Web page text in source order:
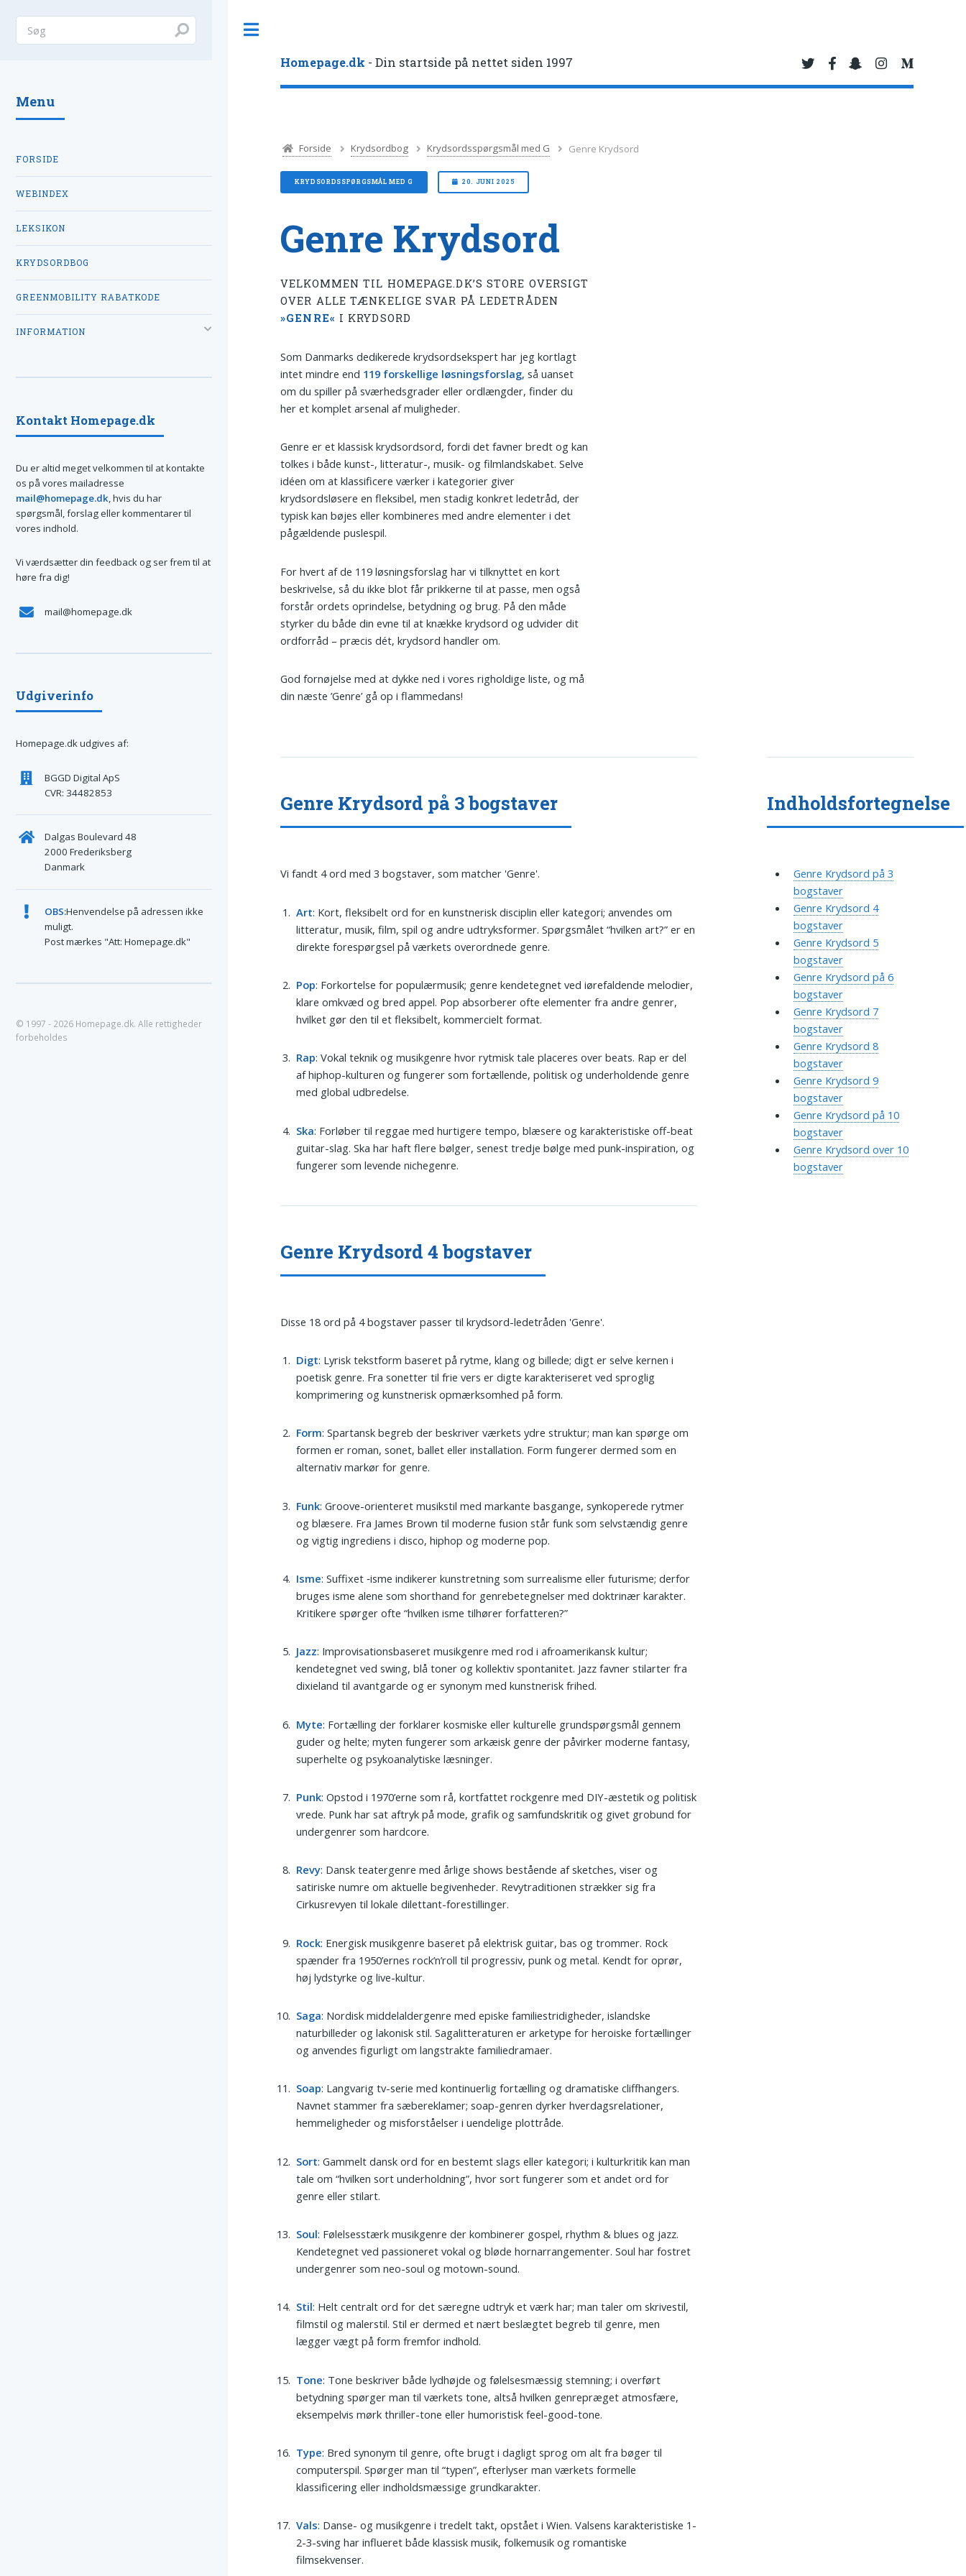
Homepage.dk - Din startside på nettet siden 1997
Forside Krydsordbog Krydsordsspørgsmål med G Genre Krydsord
KRYDSORDSSPØRGSMÅL MED G 20. JUNI 2025
Genre Krydsord
VELKOMMEN TIL HOMEPAGE.DK’S STORE OVERSIGT
OVER ALLE TÆNKELIGE SVAR PÅ LEDETRÅDEN
»GENRE« I KRYDSORD
Som Danmarks dedikerede krydsordsekspert har jeg kortlagt
intet mindre end 119 forskellige løsningsforslag, så uanset
om du spiller på sværhedsgrader eller ordlængder, finder du
her et komplet arsenal af muligheder.
Genre er et klassisk krydsordsord, fordi det favner bredt og kan
tolkes i både kunst-, litteratur-, musik- og filmlandskabet. Selve
idéen om at klassificere værker i kategorier giver
krydsordsløsere en fleksibel, men stadig konkret ledetråd, der
typisk kan bøjes eller kombineres med andre elementer i det
pågældende puslespil.
For hvert af de 119 løsningsforslag har vi tilknyttet en kort
beskrivelse, så du ikke blot får prikkerne til at passe, men også
forstår ordets oprindelse, betydning og brug. På den måde
styrker du både din evne til at knække krydsord og udvider dit
ordforråd – præcis dét, krydsord handler om.
God fornøjelse med at dykke ned i vores righoldige liste, og må
din næste ’Genre’ gå op i flammedans!
Genre Krydsord på 3 bogstaver
Vi fandt 4 ord med 3 bogstaver, som matcher 'Genre'.
Art: Kort, fleksibelt ord for en kunstnerisk disciplin eller kategori; anvendes om
litteratur, musik, film, spil og andre udtryksformer. Spørgsmålet “hvilken art?” er en
direkte forespørgsel på værkets overordnede genre.
Pop: Forkortelse for populærmusik; genre kendetegnet ved iørefaldende melodier,
klare omkvæd og bred appel. Pop absorberer ofte elementer fra andre genrer,
hvilket gør den til et fleksibelt, kommercielt format.
Rap: Vokal teknik og musikgenre hvor rytmisk tale placeres over beats. Rap er del
af hiphop-kulturen og fungerer som fortællende, politisk og underholdende genre
med global udbredelse.
Ska: Forløber til reggae med hurtigere tempo, blæsere og karakteristiske off-beat
guitar-slag. Ska har haft flere bølger, senest tredje bølge med punk-inspiration, og
fungerer som levende nichegenre.
Genre Krydsord 4 bogstaver
Disse 18 ord på 4 bogstaver passer til krydsord-ledetråden 'Genre'.
Digt: Lyrisk tekstform baseret på rytme, klang og billede; digt er selve kernen i
poetisk genre. Fra sonetter til frie vers er digte karakteriseret ved sproglig
komprimering og kunstnerisk opmærksomhed på form.
Form: Spartansk begreb der beskriver værkets ydre struktur; man kan spørge om
formen er roman, sonet, ballet eller installation. Form fungerer dermed som en
alternativ markør for genre.
Funk: Groove-orienteret musikstil med markante basgange, synkoperede rytmer
og blæsere. Fra James Brown til moderne fusion står funk som selvstændig genre
og vigtig ingrediens i disco, hiphop og moderne pop.
Isme: Suffixet ‑isme indikerer kunstretning som surrealisme eller futurisme; derfor
bruges isme alene som shorthand for genrebetegnelser med doktrinær karakter.
Kritikere spørger ofte “hvilken isme tilhører forfatteren?”
Jazz: Improvisationsbaseret musikgenre med rod i afroamerikansk kultur;
kendetegnet ved swing, blå toner og kollektiv spontanitet. Jazz favner stilarter fra
dixieland til avantgarde og er synonym med kunstnerisk frihed.
Myte: Fortælling der forklarer kosmiske eller kulturelle grundspørgsmål gennem
guder og helte; myten fungerer som arkæisk genre der påvirker moderne fantasy,
superhelte og psykoanalytiske læsninger.
Punk: Opstod i 1970’erne som rå, kortfattet rockgenre med DIY-æstetik og politisk
vrede. Punk har sat aftryk på mode, grafik og samfundskritik og givet grobund for
undergenrer som hardcore.
Revy: Dansk teatergenre med årlige shows bestående af sketches, viser og
satiriske numre om aktuelle begivenheder. Revytraditionen strækker sig fra
Cirkusrevyen til lokale dilettant-forestillinger.
Rock: Energisk musikgenre baseret på elektrisk guitar, bas og trommer. Rock
spænder fra 1950’ernes rock’n’roll til progressiv, punk og metal. Kendt for oprør,
høj lydstyrke og live-kultur.
Saga: Nordisk middelaldergenre med episke familiestridigheder, islandske
naturbilleder og lakonisk stil. Sagalitteraturen er arketype for heroiske fortællinger
og anvendes figurligt om langstrakte familiedramaer.
Soap: Langvarig tv-serie med kontinuerlig fortælling og dramatiske cliffhangers.
Navnet stammer fra sæbereklamer; soap-genren dyrker hverdagsrelationer,
hemmeligheder og misforståelser i uendelige plottråde.
Sort: Gammelt dansk ord for en bestemt slags eller kategori; i kulturkritik kan man
tale om “hvilken sort underholdning”, hvor sort fungerer som et andet ord for
genre eller stilart.
Soul: Følelsesstærk musikgenre der kombinerer gospel, rhythm & blues og jazz.
Kendetegnet ved passioneret vokal og bløde hornarrangementer. Soul har fostret
undergenrer som neo-soul og motown-sound.
Stil: Helt centralt ord for det særegne udtryk et værk har; man taler om skrivestil,
filmstil og malerstil. Stil er dermed et nært beslægtet begreb til genre, men
lægger vægt på form fremfor indhold.
Tone: Tone beskriver både lydhøjde og følelsesmæssig stemning; i overført
betydning spørger man til værkets tone, altså hvilken genrepræget atmosfære,
eksempelvis mørk thriller-tone eller humoristisk feel-good-tone.
Type: Bred synonym til genre, ofte brugt i dagligt sprog om alt fra bøger til
computerspil. Spørger man til “typen”, efterlyser man værkets formelle
klassificering eller indholdsmæssige grundkarakter.
Vals: Danse- og musikgenre i tredelt takt, opstået i Wien. Valsens karakteristiske 1-
2-3-sving har influeret både klassisk musik, folkemusik og romantiske
filmsekvenser.
Indholdsfortegnelse
Genre Krydsord på 3
bogstaver
Genre Krydsord 4
bogstaver
Genre Krydsord 5
bogstaver
Genre Krydsord på 6
bogstaver
Genre Krydsord 7
bogstaver
Genre Krydsord 8
bogstaver
Genre Krydsord 9
bogstaver
Genre Krydsord på 10
bogstaver
Genre Krydsord over 10
bogstaver
Menu
FORSIDE
WEBINDEX
LEKSIKON
KRYDSORDBOG
GREENMOBILITY RABATKODE
INFORMATION
Kontakt Homepage.dk
Du er altid meget velkommen til at kontakte
os på vores mailadresse
mail@homepage.dk, hvis du har
spørgsmål, forslag eller kommentarer til
vores indhold.
Vi værdsætter din feedback og ser frem til at
høre fra dig!
mail@homepage.dk
Udgiverinfo
Homepage.dk udgives af:
BGGD Digital ApS
CVR: 34482853
Dalgas Boulevard 48
2000 Frederiksberg
Danmark
OBS:Henvendelse på adressen ikke
muligt.
Post mærkes "Att: Homepage.dk"
© 1997 - 2026 Homepage.dk. Alle rettigheder
forbeholdes